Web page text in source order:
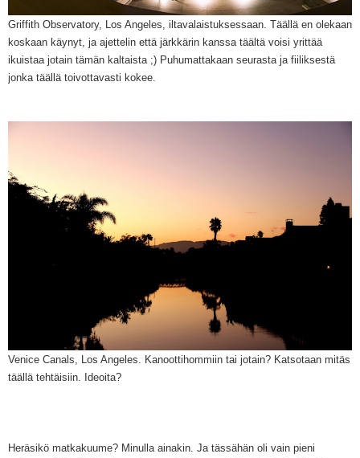
Griffith Observatory, Los Angeles, iltavalaistuksessaan. Täällä en olekaan
koskaan käynyt, ja ajettelin että järkkärin kanssa tääl tä voisi yrittää
ikuistaa jotain tämän kaltaista ;) Puhumattakaan seurasta ja fiiliksestä
jonka täällä toivottavasti kokee.
Venice Canals, Los Angeles. Kanoottihommiin tai jotain? Katsotaan mitäs
täällä tehtäisiin. Ideoita?
Heräsikö matkakuume? Minulla ainakin. Ja tässähän oli vain pieni